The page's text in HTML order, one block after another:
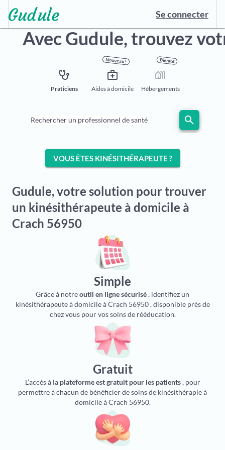
Se connecter
Avec Gudule,trouvez
stethoscope
Praticiens
Nouveau !
medical_services
Aides à domicile
Bientôt
holiday_village
Hébergements
Rechercher un professionnel de santé search
VOUS ÊTES KINÉSITHÉRAPEUTE ?
Gudule, votre solution pour trouver
un kinésithérapeute à domicile à
Crach 56950
Simple
Grâce à notreoutil en ligne sécurisé, identifiez un
kinésithérapeute à domicile à Crach 56950 , disponible près de
chez vous pour vos soins de rééducation.
Gratuit
L’accès à la plateforme est gratuit pour les patients, pour
permettre à chacun de bénéficier de soins de kinésithérapie à
domicile à Crach 56950.